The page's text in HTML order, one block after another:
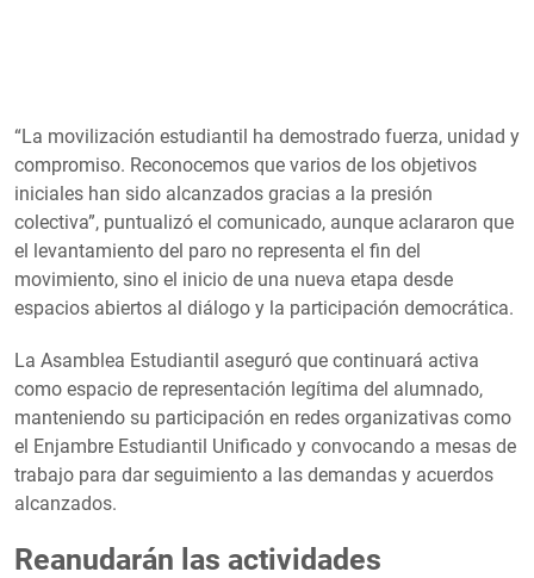
“La movilización estudiantil ha demostrado fuerza, unidad y
compromiso. Reconocemos que varios de los objetivos
iniciales han sido alcanzados gracias a la presión
colectiva”, puntualizó el comunicado, aunque aclararon que
el levantamiento del paro no representa el fin del
movimiento, sino el inicio de una nueva etapa desde
espacios abiertos al diálogo y la participación democrática.
La Asamblea Estudiantil aseguró que continuará activa
como espacio de representación legítima del alumnado,
manteniendo su participación en redes organizativas como
el Enjambre Estudiantil Unificado y convocando a mesas de
trabajo para dar seguimiento a las demandas y acuerdos
alcanzados.
Reanudarán las actividades